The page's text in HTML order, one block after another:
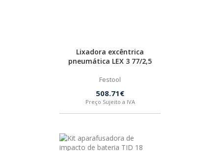
Lixadora excêntrica
pneumática LEX 3 77/2,5
Festool
508.71€
Preço Sujeito a IVA